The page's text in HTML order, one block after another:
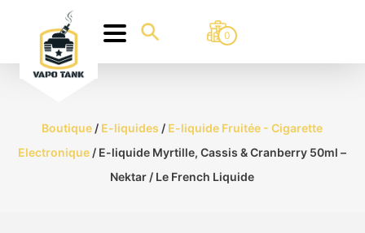
0
Boutique / E-liquides / E-liquide Fruitée - Cigarette
Electronique / E-liquide Myrtille, Cassis & Cranberry 50ml –
Nektar / Le French Liquide